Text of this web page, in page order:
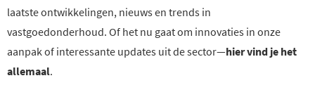
laatste ontwikkelingen, nieuws en trends in
vastgoedonderhoud. Of het nu gaat om innovaties in onze
aanpak of interessante updates uit de sector—hier vind je het
allemaal.